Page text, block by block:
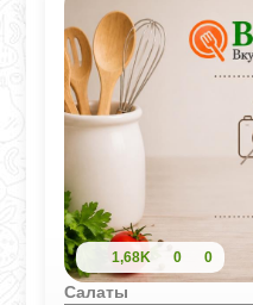
1,68K 0 0
Салаты